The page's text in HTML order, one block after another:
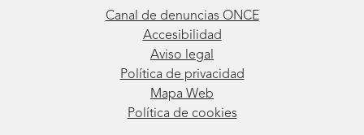
Canal de denuncias ONCE
Accesibilidad
Aviso legal
Política de privacidad
Mapa Web
Política de cookies